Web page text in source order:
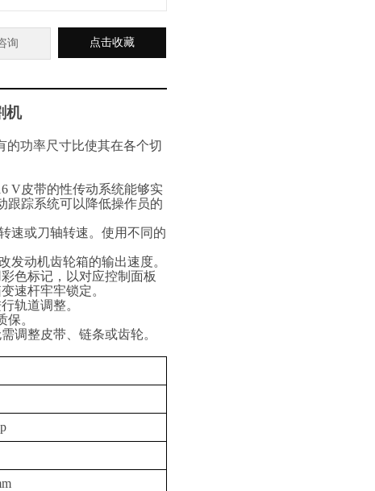
询 点击收藏
机
的功率尺寸比使其在各个切
V皮带的性传动系统能够实
跟踪系统可以降低操作员的
速或刀轴转速。使用不同的
发动机齿轮箱的输出速度。
色标记，以对应控制面板
速杆牢牢锁定。
轨道调整。
保。
调整皮带、链条或齿轮。